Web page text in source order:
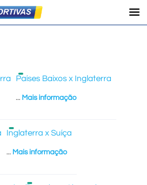
Países Baixos x Inglaterra
... Mais informação
Inglaterra x Suíça
... Mais informação